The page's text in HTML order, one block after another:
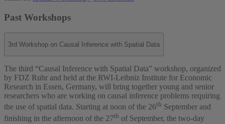
Past Workshops
3rd Workshop on Causal Inference with Spatial Data
The third “Causal Inference with Spatial Data” workshop, organized
by FDZ Ruhr and held at the RWI-Leibniz Institute for Economic
Research in Essen, Germany, will bring together young and senior
researchers who are working on causal inference problems requiring
the use of spatial data. Starting at noon of the 26th September and
finishing in the afternoon of the 27th of September, the two-day